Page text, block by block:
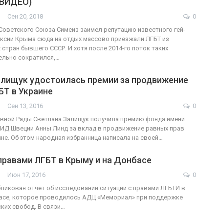
Сен 20, 2018
0
Союза Симеиз заимел репутацию известного гей-
Крыма сюда на отдых массово приезжали ЛГБТ из
стран бывшего СССР. И хотя после 2014-го поток таких
сократился,…
удостоилась премии за продвижение
в Украине
Сен 13, 2016
0
Рады Светлана Залищук получила премию фонда имени
Швеции Анны Линд за вклад в продвижение равных прав
Об этом народная избранница написала на своей…
ЛГБТ в Крыму и на Донбасе
Июн 17, 2016
0
отчет об исследовании ситуации с правами ЛГБТИ в
которое проводилось АДЦ «Мемориал» при поддержке
свобод. В связи…
0
ФОТО
В Берлине отпраздновали
ГЕЙ-АЛЬЯНС УКРАИНА Июл 2, 2017 0